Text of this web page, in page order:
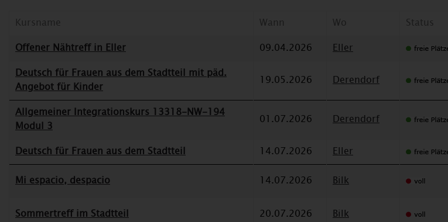
Kursname Wann Wo
Status
Offener Nähtreff in Eller
09.04.2026 Eller
Deutsch für Frauen aus dem Stadtteil mit päd.
Angebot für Kinder
19.05.2026 Derendorf
Allgemeiner Integrationskurs 13318-NW-194
Modul 3
01.07.2026 Derendorf
Deutsch für Frauen aus dem Stadtteil 14.07.2026 Eller
Mi espacio, despacio
14.07.2026 Bilk
Sommertreff im Stadtteil 20.07.2026 Bilk